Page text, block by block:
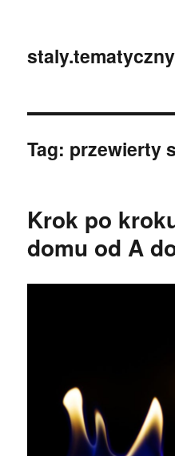
Tag: przewierty
Krok po
domu od A